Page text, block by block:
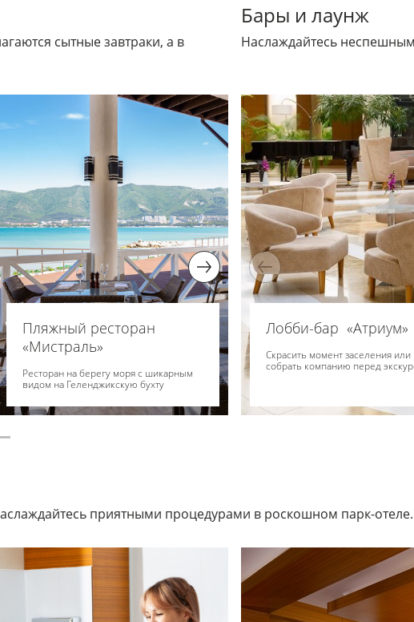
сытные завтраки, а в
Пляжный ресторан
«Мистраль»
Ресторан на берегу моря с шикарным
видом на Геленджикскую бухту
Ресторан «Ривьера»
Главный ресторан отеля с
залом и живописной террасой, в
Бары и лаунж
Наслаждайтесь
Лобби-бар «Атриум»
Скрасить момент заселения или
собрать компанию перед
приятными процедурами в роскошном парк-отеле.